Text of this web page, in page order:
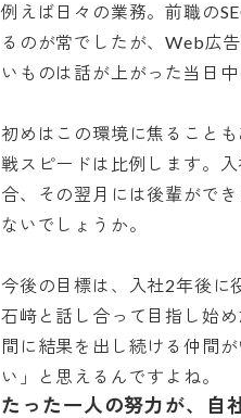
例えば日々の業務。前職の
るのが常でしたが、Web広
いものは話が上がった当日
初めはこの環境に焦ること
戦スピードは比例します。
合、その翌月には後輩がで
ないでしょうか。
今後の目標は、入社2年後に
石﨑と話し合って目指し始
間に結果を出し続ける仲間
い」と思えるんですよね。
たった一人の努力が、自